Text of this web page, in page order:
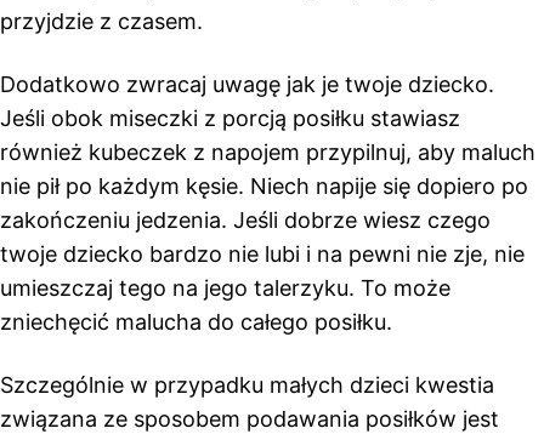
przyjdzie z czasem.
Dodatkowo zwracaj uwagę jak je twoje dziecko.
Jeśli obok miseczki z porcją posiłku stawiasz
również kubeczek z napojem przypilnuj, aby maluch
nie pił po każdym kęsie. Niech napije się dopiero po
zakończeniu jedzenia. Jeśli dobrze wiesz czego
twoje dziecko bardzo nie lubi i na pewni nie zje, nie
umieszczaj tego na jego talerzyku. To może
zniechęcić malucha do całego posiłku.
Szczególnie w przypadku małych dzieci kwestia
związana ze sposobem podawania posiłków jest